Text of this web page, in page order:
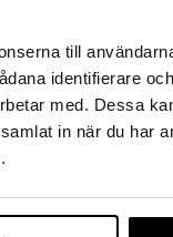
till
identifierare
med. Dessa
in när du har
power
289 kr